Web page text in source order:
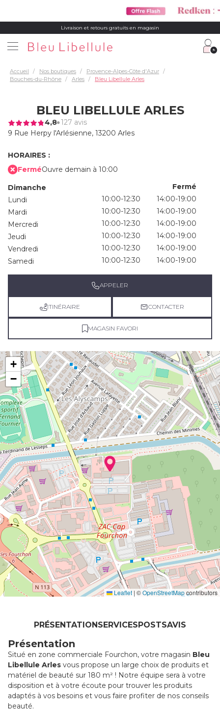
Livraison et retours gratuits en magasin
Accueil Nos boutiques
Provence-Alpes-Côte d'Azur
Bouches-du-Rhône
Arles Bleu Libellule Arles
BLEU LIBELLULE ARLES
4,8 127 avis
9 Rue Herpy l'Arlésienne, 13200 Arles
HORAIRES :
FerméOuvre demain à 10:00
Dimanche
Fermé
Lundi
10:00-12:30
14:00-19:00
Mardi
10:00-12:30
14:00-19:00
Mercredi
10:00-12:30
14:00-19:00
Jeudi
10:00-12:30
14:00-19:00
Vendredi
10:00-12:30
14:00-19:00
Samedi
10:00-12:30 14:00-19:00
APPELER
ITINÉRAIRE CONTACTER
MAGASIN FAVORI
+
−
Leaflet | ©OpenStreetMapcontributors
PRÉSENTATIONSERVICESPOSTSAVIS
Présentation
Situé en zone commerciale Fourchon, votre magasin Bleu
Libellule Arles vous propose un large choix de produits et
matériel de beauté sur 180 m² ! Notre équipe sera à votre
disposition et à votre écoute pour trouver les produits
adaptés à vos besoins et vous faire profiter de nos conseils
beauté.